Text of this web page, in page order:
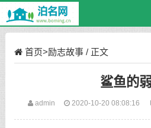
首页>励志故事/ 正文
鲨鱼的
admin 2020-10-20 08:08:16